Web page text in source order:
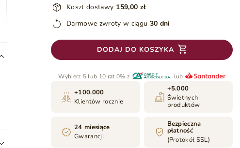
Koszt dostawy 159,00 zł
Darmowe zwroty w ciągu 30 dni
DODAJ DO KOSZYKA
Wybierz 5 lub 10 rat 0% z lub
+100.000
Klientów rocznie
+5.000
Świetnych
produktów
24 miesiące
Gwarancji
Bezpieczna
płatność
(Protokół SSL)